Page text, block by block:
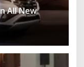
All New